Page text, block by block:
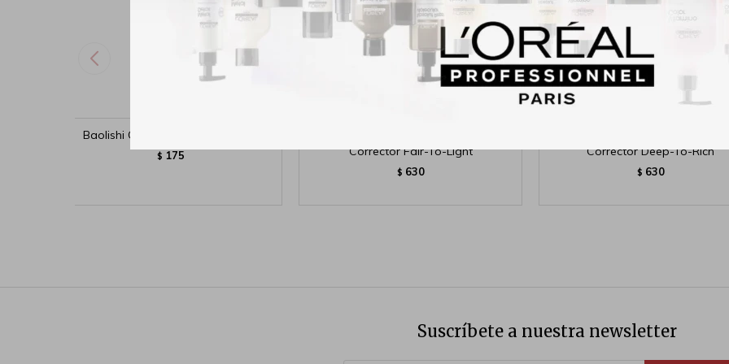
Baolishi Corrector Liquido - N°01
$ 175
Corrector Fair-To-Light
$ 630
Corrector Deep-To-Rich
$ 630
Suscríbete a nuestra newsletter